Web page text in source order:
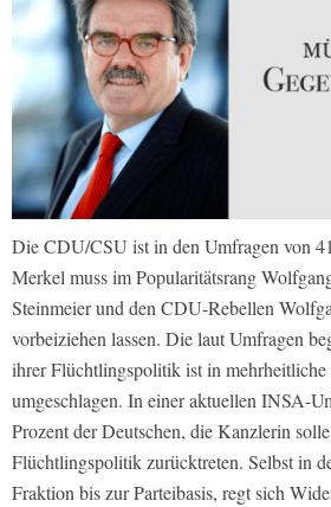
Die CDU/CSU ist in den Umfragen von
Merkel muss im Popularitätsrang
Steinmeier und den CDU-Rebellen
vorbeiziehen lassen. Die laut Umfragen
ihrer Flüchtlingspolitik ist in
umgeschlagen. In einer aktuellen INSA-
Prozent der Deutschen, die Kanzlerin
Flüchtlingspolitik zurücktreten. Selbst in
Fraktion bis zur Parteibasis, regt sich